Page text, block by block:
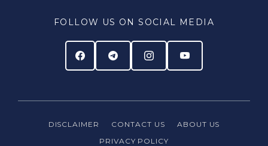
FOLLOW US ON SOCIAL MEDIA
DISCLAIMER CONTACT US
ABOUT US
PRIVACY POLICY